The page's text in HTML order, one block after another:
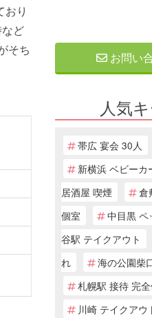
り
ど
そち
お問い
人気
帯広 宴会 30人
新横浜 ベビーカ
居酒屋 喫煙
倉
個室
中目黒 ペ
谷駅 テイクアウト
れ
海の公園柴
札幌駅 接待 完
川崎 テイクアウ